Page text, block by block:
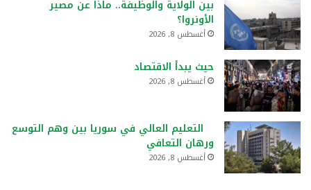
بين الولاية والوظيفة.. ماذا عن مصير
الأونروا؟
أغسطس 8, 2026
حيث يبدأ الاقتصاد
أغسطس 8, 2026
التعليم العالي في سوريا بين وهم التوسع
ورهان التعافي
أغسطس 8, 2026